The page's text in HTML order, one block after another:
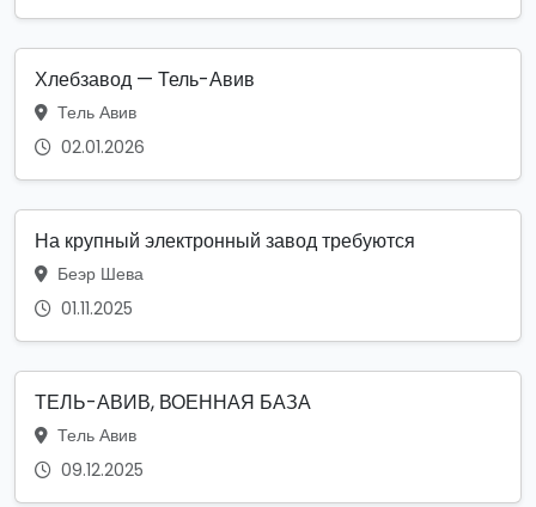
Хлебзавод — Тель-Авив
Тель Авив
02.01.2026
На крупный электронный завод требуются
Беэр Шева
01.11.2025
ТЕЛЬ-АВИВ, ВОЕННАЯ БАЗА
Тель Авив
09.12.2025